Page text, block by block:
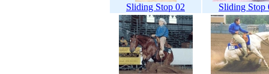
Sliding Stop 02 Sliding Stop